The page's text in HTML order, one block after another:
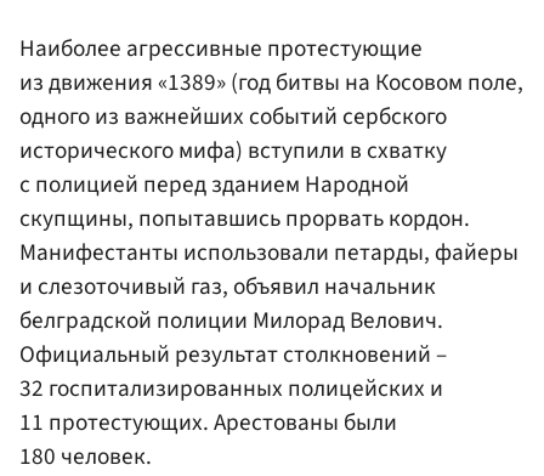
Наиболее агрессивные протестующие
из движения «1389» (год битвы на Косовом поле,
одного из важнейших событий сербского
исторического мифа) вступили в схватку
с полицией перед зданием Народной
скупщины, попытавшись прорвать кордон.
Манифестанты использовали петарды, файеры
и слезоточивый газ, объявил начальник
белградской полиции Милорад Велович.
Официальный результат столкновений –
32 госпитализированных полицейских и
11 протестующих. Арестованы были
180 человек.